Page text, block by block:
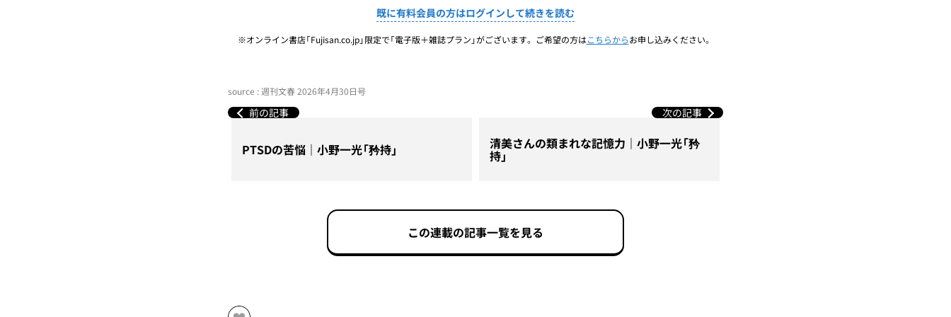
既に有料会員の方はログインして続きを読む
※オンライン書店「Fujisan.co.jp」限定で「電子版＋雑誌プラン」がございます。ご希望の方はこちらからお申し込みください。
source : 週刊文春 2026年4月30日号
前の記事
PTSDの苦悩｜小野一光「矜持」
次の記事
清美さんの類まれな記憶力｜小野一光「矜
持」
この連載の記事一覧を見る